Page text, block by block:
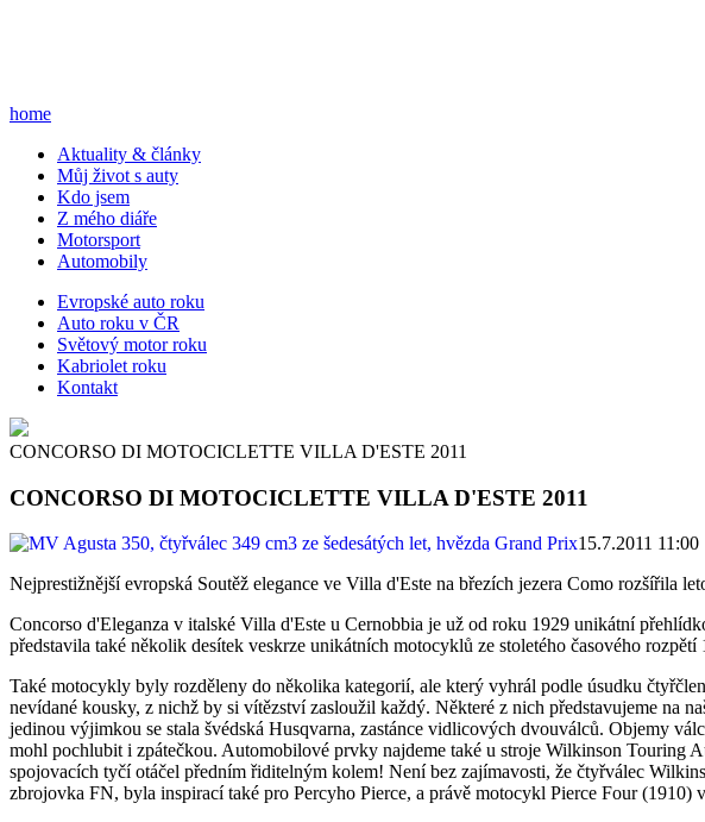
home
Aktuality & články
Můj život s auty
Kdo jsem
Z mého diáře
Motorsport
Automobily
Evropské auto roku
Auto roku v ČR
Světový motor roku
Kabriolet roku
Kontakt
CONCORSO DI MOTOCICLETTE VILLA D'ESTE 2011
CONCORSO DI MOTOCICLETTE VILLA D'ESTE 2011
15.7.2011 11:00
Nejprestižnější evropská Soutěž elegance ve Villa d'Este na březích jezera Como rozšířila
Concorso d'Eleganza v italské Villa d'Este u Cernobbia je už od roku 1929 unikátní
představila také několik desítek veskrze unikátních motocyklů ze stoletého časového rozpětí
Také motocykly byly rozděleny do několika kategorií, ale který vyhrál podle úsudku
nevídané kousky, z nichž by si vítězství zasloužil každý. Některé z nich představujeme na
jedinou výjimkou se stala švédská Husqvarna, zastánce vidlicových dvouválců. Objemy
mohl pochlubit i zpátečkou. Automobilové prvky najdeme také u stroje Wilkinson
spojovacích tyčí otáčel předním řiditelným kolem! Není bez zajímavosti, že čtyřválec
zbrojovka FN, byla inspirací také pro Percyho Pierce, a právě motocykl Pierce Four (1910)